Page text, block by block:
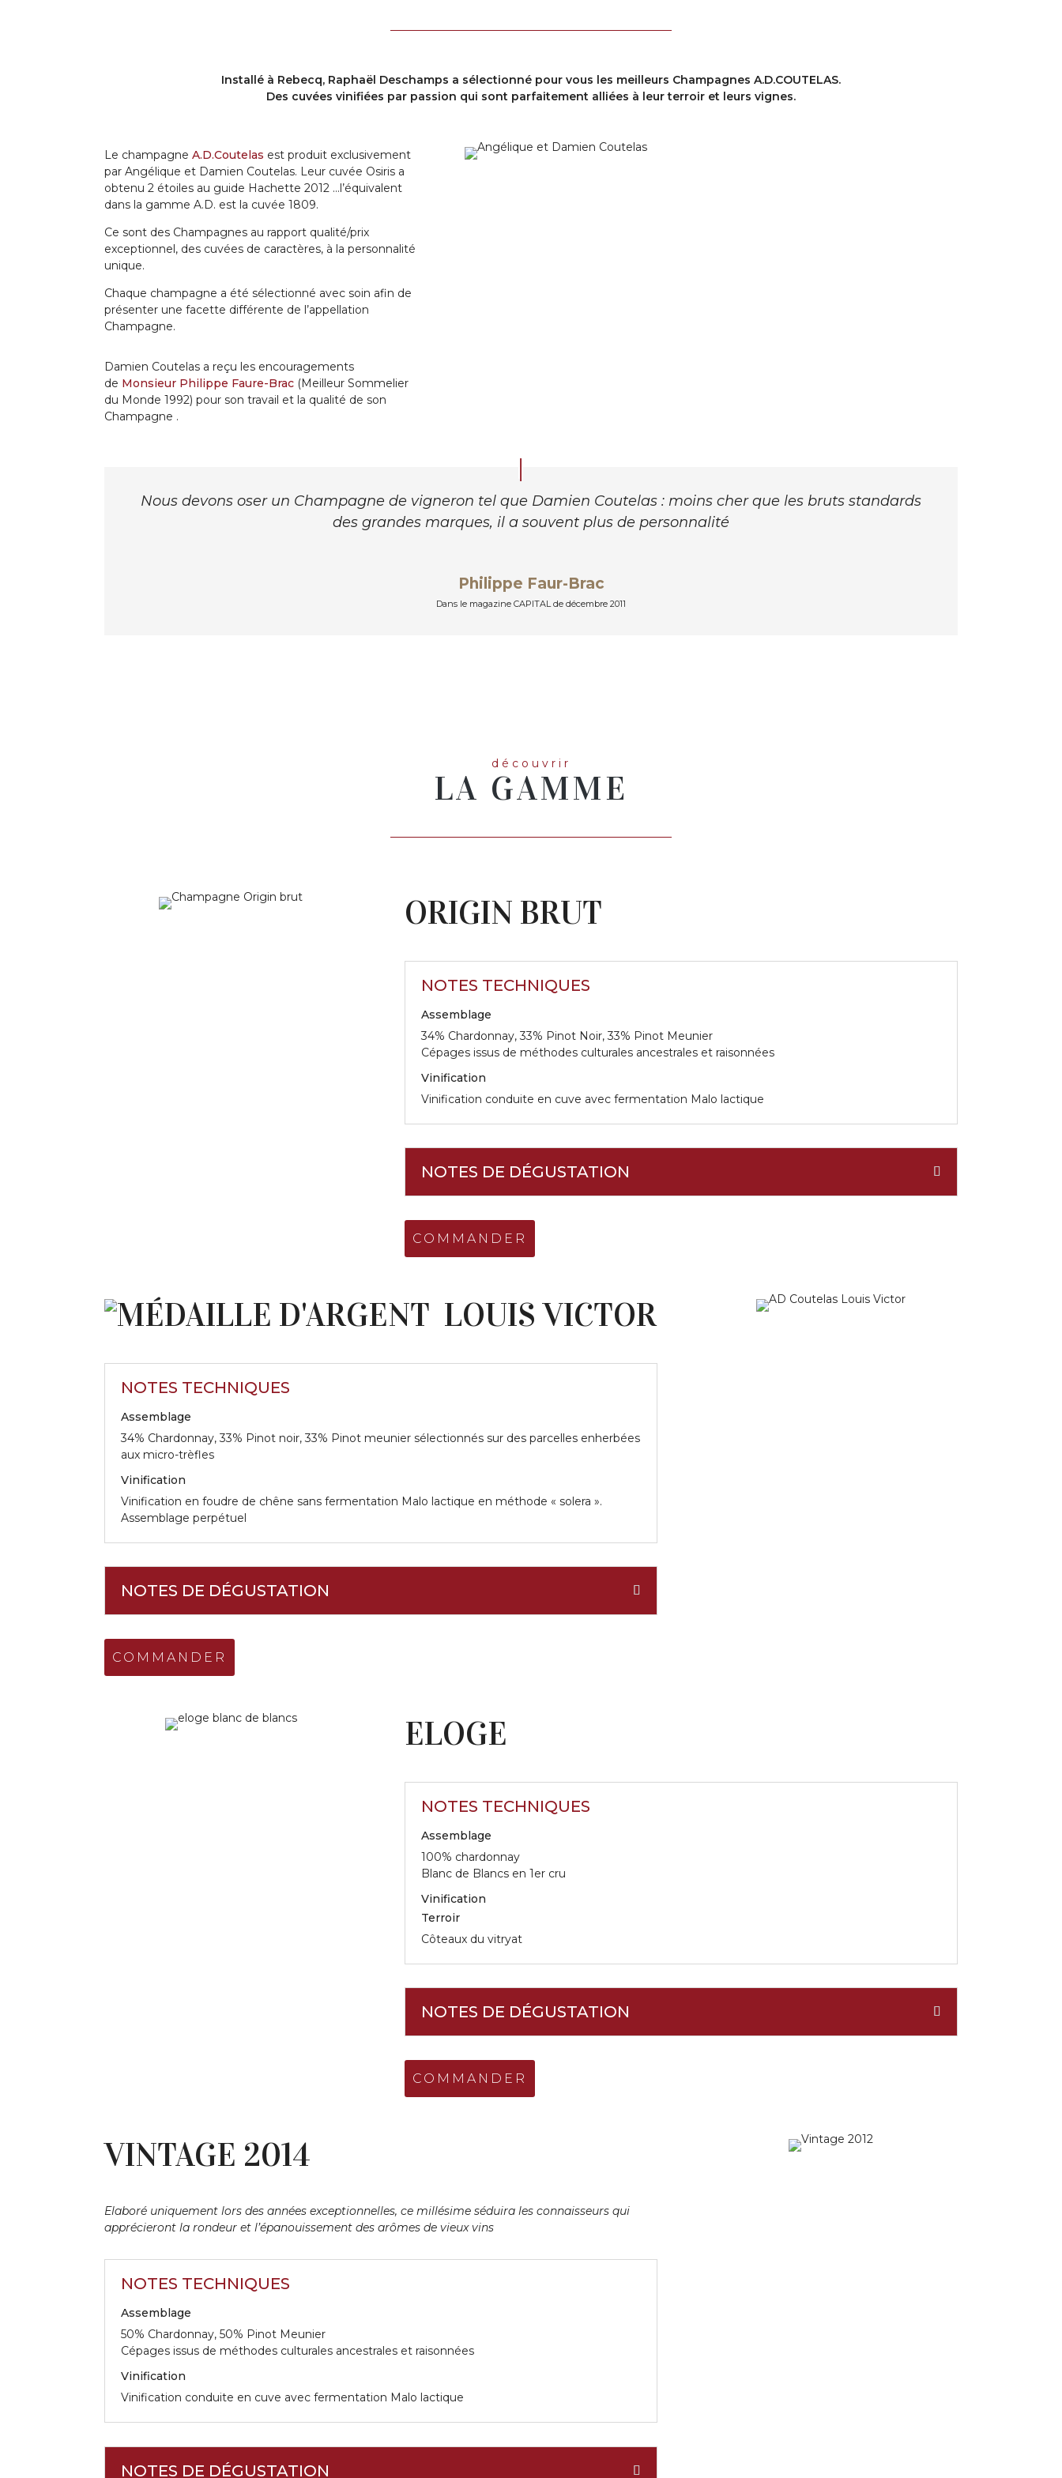
Installé à Rebecq, Raphaël Deschamps a sélectionné pour vous les meilleurs Champagnes A.D.COUTELAS.
Des cuvées vinifiées par passion qui sont parfaitement alliées à leur terroir et leurs vignes.
Le champagne A.D.Coutelas est produit exclusivement
par Angélique et Damien Coutelas. Leur cuvée Osiris a
obtenu 2 étoiles au guide Hachette 2012 …l’équivalent
dans la gamme A.D. est la cuvée 1809.
Ce sont des Champagnes au rapport qualité/prix
exceptionnel, des cuvées de caractères, à la personnalité
unique.
Chaque champagne a été sélectionné avec soin afin de
présenter une facette différente de l’appellation
Champagne.
Damien Coutelas a reçu les encouragements
de Monsieur Philippe Faure-Brac (Meilleur Sommelier
du Monde 1992) pour son travail et la qualité de son
Champagne .
Nous devons oser un Champagne de vigneron tel que Damien Coutelas : moins cher que les bruts standards
des grandes marques, il a souvent plus de personnalité
Philippe Faur-Brac
Dans le magazine CAPITAL de décembre 2011
découvrir
LA GAMME
ORIGIN BRUT
NOTES TECHNIQUES
Assemblage
34% Chardonnay, 33% Pinot Noir, 33% Pinot Meunier
Cépages issus de méthodes culturales ancestrales et raisonnées
Vinification
Vinification conduite en cuve avec fermentation Malo lactique
NOTES DE DÉGUSTATION
COMMANDER
LOUIS VICTOR
NOTES TECHNIQUES
Assemblage
34% Chardonnay, 33% Pinot noir, 33% Pinot meunier sélectionnés sur des parcelles enherbées
aux micro-trèfles
Vinification
Vinification en foudre de chêne sans fermentation Malo lactique en méthode « solera ».
Assemblage perpétuel
NOTES DE DÉGUSTATION
COMMANDER
ELOGE
NOTES TECHNIQUES
Assemblage
100% chardonnay
Blanc de Blancs en 1er cru
Vinification
Terroir
Côteaux du vitryat
NOTES DE DÉGUSTATION
COMMANDER
VINTAGE 2014
Elaboré uniquement lors des années exceptionnelles, ce millésime séduira les connaisseurs qui
apprécieront la rondeur et l’épanouissement des arômes de vieux vins
NOTES TECHNIQUES
Assemblage
50% Chardonnay, 50% Pinot Meunier
Cépages issus de méthodes culturales ancestrales et raisonnées
Vinification
Vinification conduite en cuve avec fermentation Malo lactique
NOTES DE DÉGUSTATION